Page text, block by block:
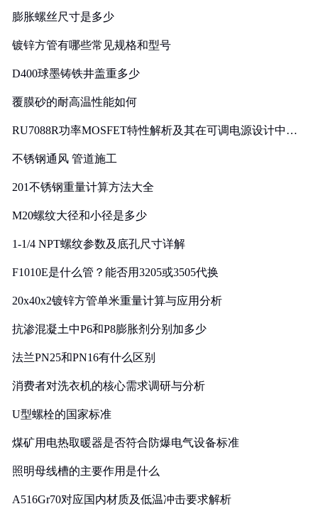
膨胀螺丝尺寸是多少
镀锌方管有哪些常见规格和型号
D400球墨铸铁井盖重多少
覆膜砂的耐高温性能如何
RU7088R功率MOSFET特性解析及其在可调电源设计中的
不锈钢通风 管道施工
201不锈钢重量计算方法大全
M20螺纹大径和小径是多少
1-1/4 NPT螺纹参数及底孔尺寸详解
F1010E是什么管？能否用3205或3505代换
20x40x2镀锌方管单米重量计算与应用分析
抗渗混凝土中P6和P8膨胀剂分别加多少
法兰PN25和PN16有什么区别
消费者对洗衣机的核心需求调研与分析
U型螺栓的国家标准
煤矿用电热取暖器是否符合防爆电气设备标准
照明母线槽的主要作用是什么
A516Gr70对应国内材质及低温冲击要求解析